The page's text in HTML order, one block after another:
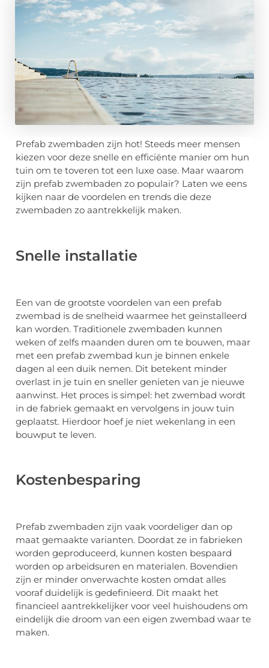
Prefab zwembaden zijn hot! Steeds meer mensen
kiezen voor deze snelle en efficiënte manier om hun
tuin om te toveren tot een luxe oase. Maar waarom
zijn prefab zwembaden zo populair? Laten we eens
kijken naar de voordelen en trends die deze
zwembaden zo aantrekkelijk maken.
Snelle installatie
Een van de grootste voordelen van een prefab
zwembad is de snelheid waarmee het geïnstalleerd
kan worden. Traditionele zwembaden kunnen
weken of zelfs maanden duren om te bouwen, maar
met een prefab zwembad kun je binnen enkele
dagen al een duik nemen. Dit betekent minder
overlast in je tuin en sneller genieten van je nieuwe
aanwinst. Het proces is simpel: het zwembad wordt
in de fabriek gemaakt en vervolgens in jouw tuin
geplaatst. Hierdoor hoef je niet wekenlang in een
bouwput te leven.
Kostenbesparing
Prefab zwembaden zijn vaak voordeliger dan op
maat gemaakte varianten. Doordat ze in fabrieken
worden geproduceerd, kunnen kosten bespaard
worden op arbeidsuren en materialen. Bovendien
zijn er minder onverwachte kosten omdat alles
vooraf duidelijk is gedefinieerd. Dit maakt het
financieel aantrekkelijker voor veel huishoudens om
eindelijk die droom van een eigen zwembad waar te
maken.